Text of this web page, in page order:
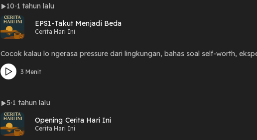
10 1 tahun lalu
EPS1-Takut Menjadi Beda
Cerita Hari Ini
Cocok kalau lo ngerasa pressure dari lingkungan, bahas soal self-worth,
3 Menit
5 1 tahun lalu
Opening Cerita Hari Ini
Cerita Hari Ini